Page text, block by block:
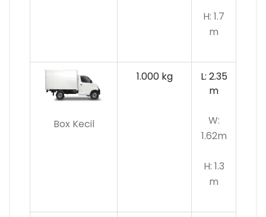
H: 1.7
m
Box Kecil
1.000 kg
L: 2.35
m
W:
1.62m
H: 1.3
m